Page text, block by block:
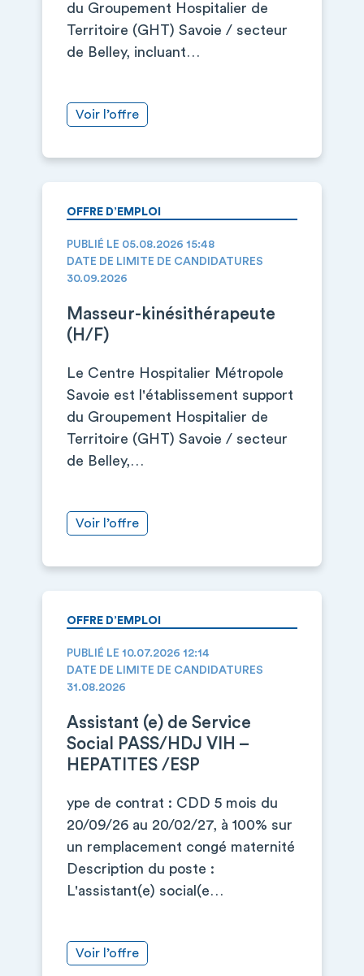
du Groupement Hospitalier de
Territoire (GHT) Savoie / secteur
de Belley, incluant…
Voir l’offre
OFFRE D’EMPLOI
PUBLIÉ LE 05.08.2026 15:48
DATE DE LIMITE DE CANDIDATURES
30.09.2026
Masseur-kinésithérapeute
(H/F)
Le Centre Hospitalier Métropole
Savoie est l'établissement support
du Groupement Hospitalier de
Territoire (GHT) Savoie / secteur
de Belley,…
Voir l’offre
OFFRE D’EMPLOI
PUBLIÉ LE 10.07.2026 12:14
DATE DE LIMITE DE CANDIDATURES
31.08.2026
Assistant (e) de Service
Social PASS/HDJ VIH –
HEPATITES /ESP
ype de contrat : CDD 5 mois du
20/09/26 au 20/02/27, à 100% sur
un remplacement congé maternité
Description du poste :
L'assistant(e) social(e…
Voir l’offre